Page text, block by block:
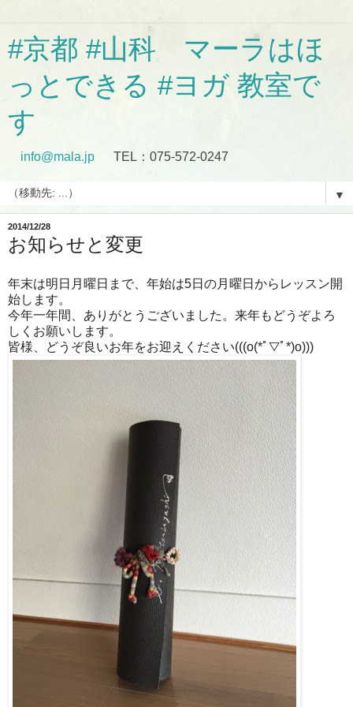
#京都 #山科 マーラはほ
っとできる #ヨガ 教室で
す
info@mala.jp TEL：075-572-0247
▼
2014/12/28
お知らせと変更
年末は明日月曜日まで、年始は5日の月曜日からレッスン開
始します。
今年一年間、ありがとうございました。来年もどうぞよろ
しくお願いします。
皆様、どうぞ良いお年をお迎えください(((o(*ﾟ▽ﾟ*)o)))